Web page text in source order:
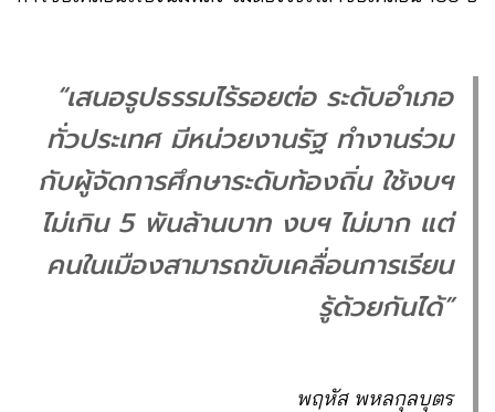
“เสนอรูปธรรมไร้รอยต่อ ระดับอำเภอ
ทั่วประเทศ มีหน่วยงานรัฐ ทำงานร่วม
กับผู้จัดการศึกษาระดับท้องถิ่น ใช้งบฯ
ไม่เกิน 5 พันล้านบาท งบฯ ไม่มาก แต่
คนในเมืองสามารถขับเคลื่อนการเรียน
รู้ด้วยกันได้”
พฤหัส พหลกุลบุตร